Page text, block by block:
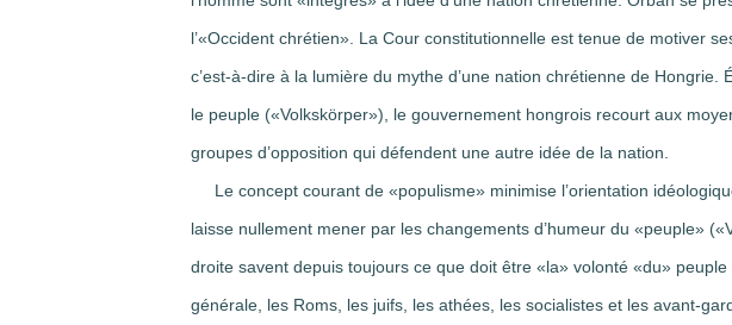
l’«Occident chrétien». La Cour constitutionnelle est tenue de motiver
c’est-à-dire à la lumière du mythe d’une nation chrétienne de Hongrie.
le peuple («Volkskörper»), le gouvernement hongrois recourt aux
groupes d’opposition qui défendent une autre idée de la nation.
Le concept courant de «populisme» minimise l’orientation
laisse nullement mener par les changements d’humeur du «peuple»
droite savent depuis toujours ce que doit être «la» volonté «du»
générale, les Roms, les juifs, les athées, les socialistes et les avant-